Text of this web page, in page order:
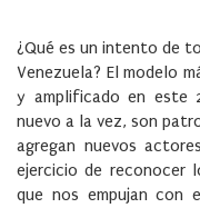
¿Qué es un intento de
Venezuela? El modelo
y amplificado en este
nuevo a la vez, son
agregan nuevos
ejercicio de reconocer
que nos empujan con